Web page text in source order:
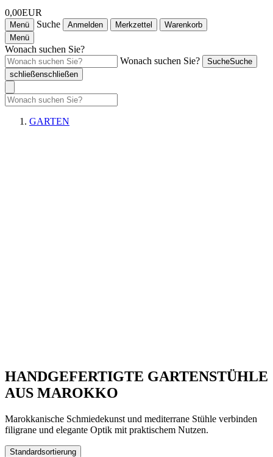
0,00EUR
Menü Suche Anmelden Merkzettel
Warenkorb
Menü
Wonach suchen Sie?
Wonach suchen Sie?
SucheSuche
schließenschließen
GARTEN
HANDGEFERTIGTE GARTENSTÜHLE
AUS MAROKKO
Marokkanische Schmiedekunst und mediterrane Stühle verbinden
filigrane und elegante Optik mit praktischem Nutzen.
Standardsortierung